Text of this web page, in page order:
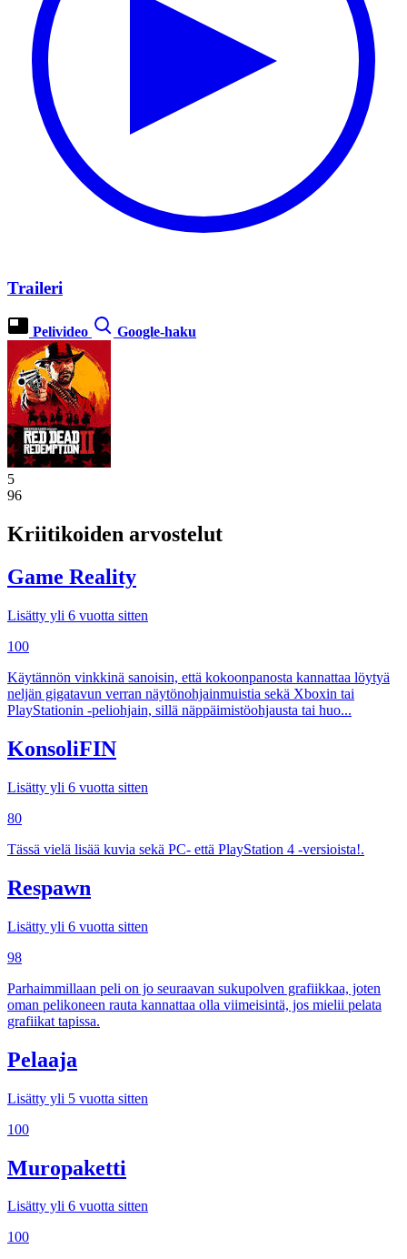
Traileri
Pelivideo Google-haku
5
96
Kriitikoiden arvostelut
Game Reality
Lisätty yli 6 vuotta sitten
100
Käytännön vinkkinä sanoisin, että kokoonpanosta kannattaa löytyä
neljän gigatavun verran näytönohjainmuistia sekä Xboxin tai
PlayStationin -peliohjain, sillä näppäimistöohjausta tai huo...
KonsoliFIN
Lisätty yli 6 vuotta sitten
80
Tässä vielä lisää kuvia sekä PC- että PlayStation 4 -versioista!.
Respawn
Lisätty yli 6 vuotta sitten
98
Parhaimmillaan peli on jo seuraavan sukupolven grafiikkaa, joten
oman pelikoneen rauta kannattaa olla viimeisintä, jos mielii pelata
grafiikat tapissa.
Pelaaja
Lisätty yli 5 vuotta sitten
100
Muropaketti
Lisätty yli 6 vuotta sitten
100